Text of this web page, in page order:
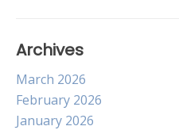
Archives
March 2026
February 2026
January 2026